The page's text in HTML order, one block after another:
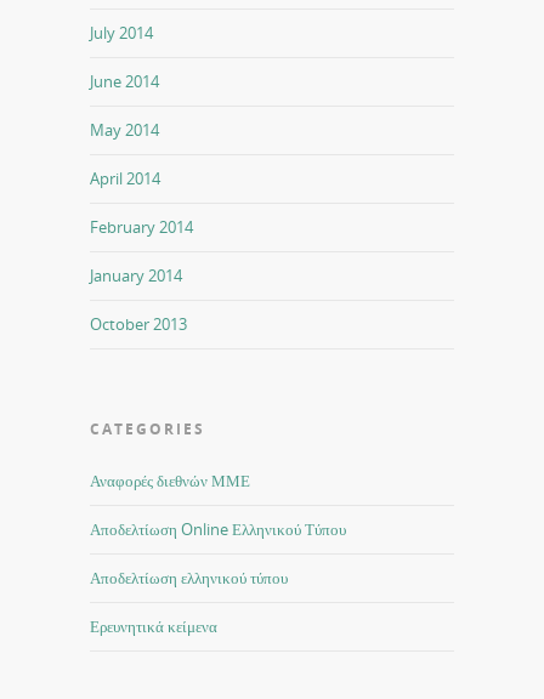
July 2014
June 2014
May 2014
April 2014
February 2014
January 2014
October 2013
CATEGORIES
Αναφορές διεθνών ΜΜΕ
Αποδελτίωση Online Ελληνικού Τύπου
Αποδελτίωση ελληνικού τύπου
Ερευνητικά κείμενα